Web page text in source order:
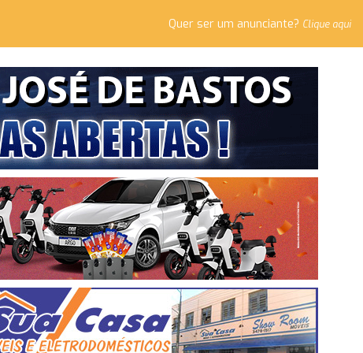
Quer ser um anunciante? Clique aqui